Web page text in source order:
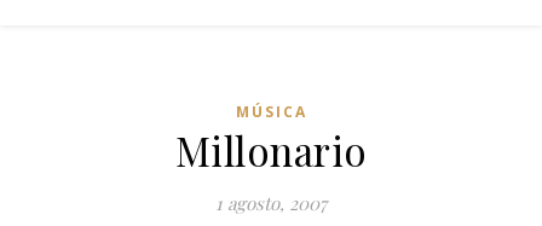
MÚSICA
Millonario
1 agosto, 2007